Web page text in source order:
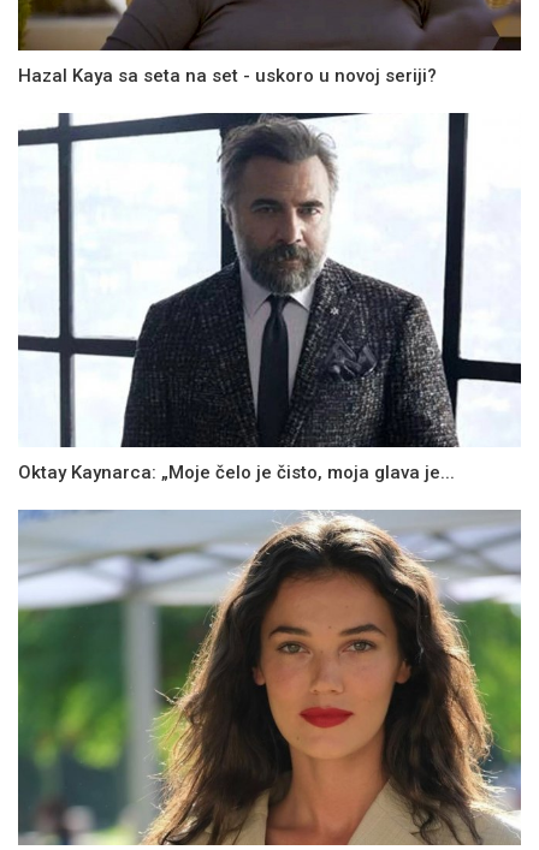
Hazal Kaya sa seta na set - uskoro u novoj seriji?
Oktay Kaynarca: „Moje čelo je čisto, moja glava je...